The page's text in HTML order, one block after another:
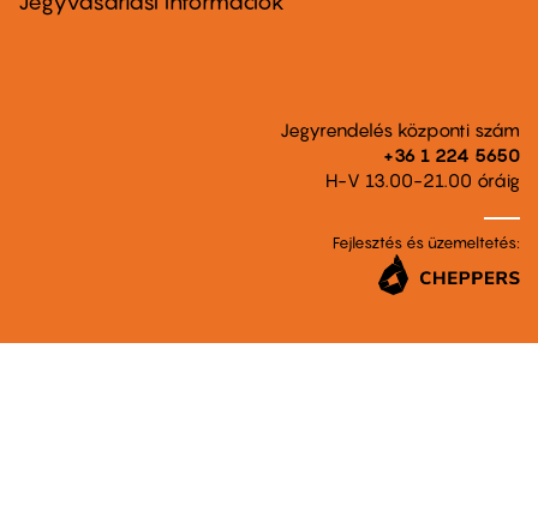
Jegyrendelés központi szám
+36 1 224 5650
H-V 13.00-21.00 óráig
Fejlesztés és üzemeltetés: